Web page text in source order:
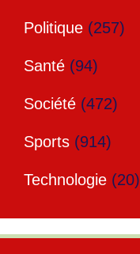
Politique (257)
Santé (94)
Société (472)
Sports (914)
Technologie (20)